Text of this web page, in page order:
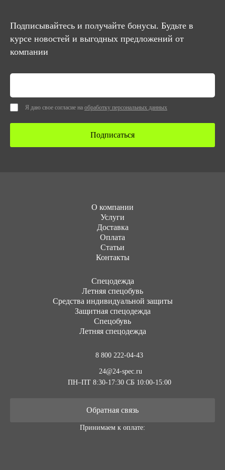
Подписывайтесь и получайте бонусы. Будьте в
курсе новостей и выгодных предложений от
компании
Я даю свое согласие на обработку персональных данных
Подписаться
О компании
Услуги
Доставка
Оплата
Статьи
Контакты
Cпецодежда
Летняя спецобувь
Средства индивидуальной защиты
Защитная спецодежда
Спецобувь
Летняя спецодежда
8 800 222-04-43
24@24-spec.ru
ПН–ПТ 8:30-17:30 СБ 10:00-15:00
Обратная связь
Принимаем к оплате: